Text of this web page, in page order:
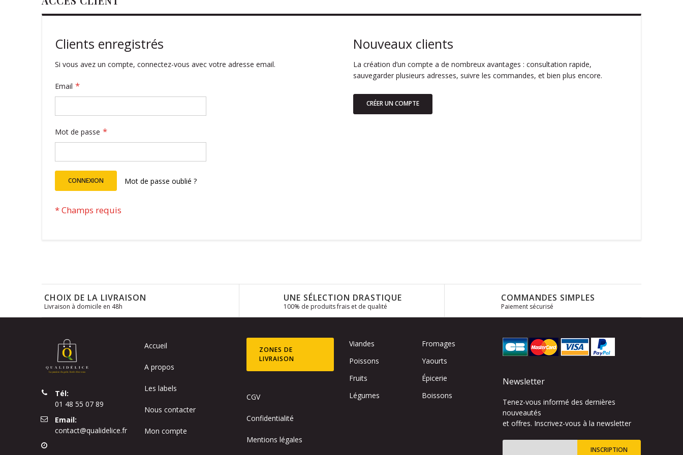
Clients enregistrés
Si vous avez un compte, connectez-vous avec votre adresse email.
Email
Mot de passe
CONNEXION Mot de passe oublié ?
Nouveaux clients
La création d’un compte a de nombreux avantages : consultation rapide,
sauvegarder plusieurs adresses, suivre les commandes, et bien plus encore.
CRÉER UN COMPTE
CHOIX DE LA LIVRAISON
Livraison à domicile en 48h
UNE SÉLECTION DRASTIQUE
100% de produits frais et de qualité
COMMANDES SIMPLES
Paiement sécurisé
Tél:
01 48 55 07 89
Email:
contact@qualidelice.fr
Accueil
A propos
Les labels
Nous contacter
Mon compte
ZONES DE
LIVRAISON
CGV
Confidentialité
Mentions légales
Viandes
Poissons
Fruits
Légumes
Fromages
Yaourts
Épicerie
Boissons
Newsletter
Tenez-vous informé des dernières
nouveautés
et offres. Inscrivez-vous à la newsletter
INSCRIPTION